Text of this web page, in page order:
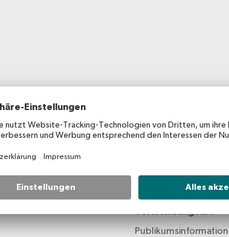
Publikumsinformation